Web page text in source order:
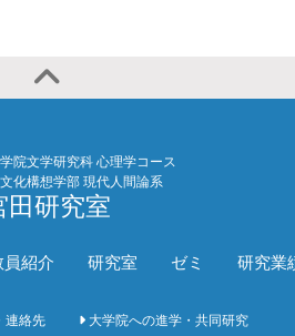
院文学研究科 心理学コース
化構想学部 現代人間論系
田研究室
員紹介 研究室 ゼミ 研究業
連絡先 大学院への進学・共同研究